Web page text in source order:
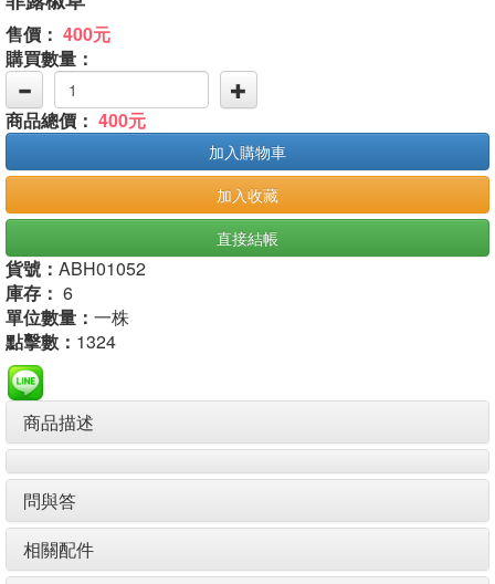
售價： 400元
購買數量：
商品總價： 400元
加入購物車
加入收藏
直接結帳
貨號： ABH01052
庫存： 6
單位數量： 一株
點擊數： 1324
商品描述
問與答
相關配件